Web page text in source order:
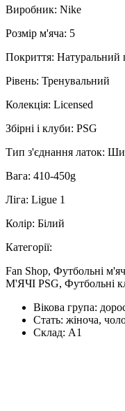
Виробник: Nike
Розмір м'яча: 5
Покриття: Натуральний
Рівень: Тренувальний
Колекція: Licensed
Збірні і клуби: PSG
Тип з'єднання латок:
Вага: 410-450g
Ліга: Ligue 1
Колір: Білий
Категорії:
Fan Shop, Футбольні
М'ЯЧІ PSG, Футбольні
Вікова група:
Стать: жіноча,
Склад: А1